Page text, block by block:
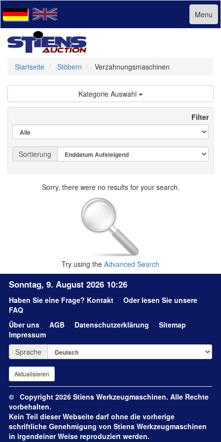
Menu
Startseite Stöbern Verzahnungsmaschinen
Kategorie Auswahl
Filter
Sortierung
Sorry, there were no results for your search.
Try using the Advanced Search
Sonntag, 9. August 2026 10:26
Haben Sie eine Frage? Kontakt
Oder lesen Sie unsere
FAQ
Über uns
AGB Datenschutzerklärung
Sitemap
Impressum
Sprache
© Copyright 2026 Stiens Werkzeugmaschinen. Alle Rechte
vorbehalten.
Kein Teil dieser Webseite darf ohne die vorherige
schriftliche Genehmigung von Stiens Werkzeugmaschinen
in irgendeiner Weise reproduziert werden.